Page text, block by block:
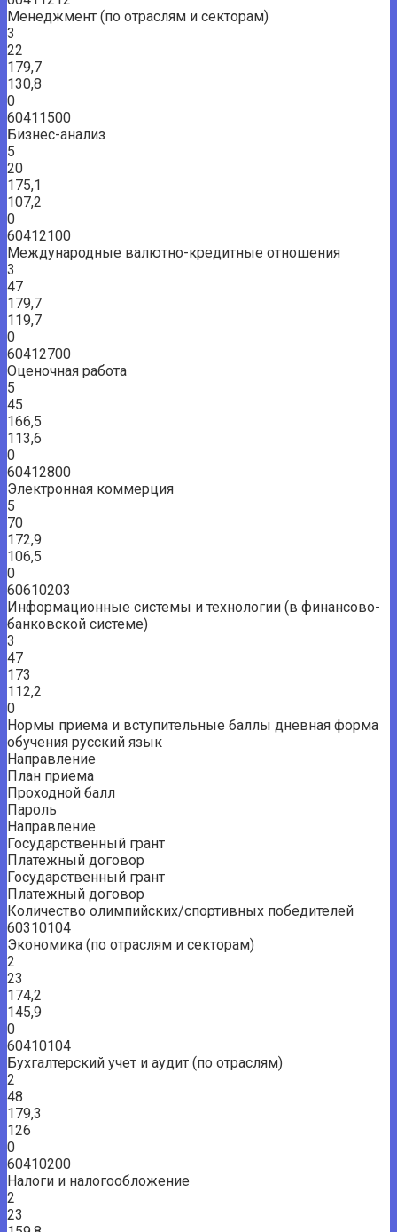
Менеджмент (по отраслям и секторам)
3
22
179,7
130,8
0
60411500
Бизнес-анализ
5
20
175,1
107,2
0
60412100
Международные валютно-кредитные отношения
3
47
179,7
119,7
0
60412700
Оценочная работа
5
45
166,5
113,6
0
60412800
Электронная коммерция
5
70
172,9
106,5
0
60610203
Информационные системы и технологии (в финансово-
банковской системе)
3
47
173
112,2
0
Нормы приема и вступительные баллы дневная форма
обучения русский язык
Направление
План приема
Проходной балл
Пароль
Направление
Государственный грант
Платежный договор
Государственный грант
Платежный договор
Количество олимпийских/спортивных победителей
60310104
Экономика (по отраслям и секторам)
2
23
174,2
145,9
0
60410104
Бухгалтерский учет и аудит (по отраслям)
2
48
179,3
126
0
60410200
Налоги и налогообложение
2
23